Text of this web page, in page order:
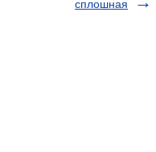
сплошная